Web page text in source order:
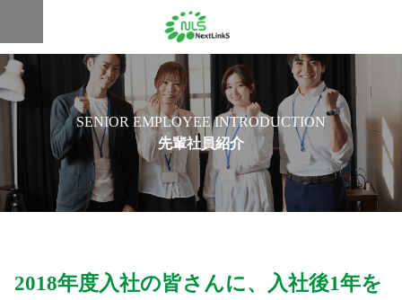
SENIOR EMPLOYEE INTRODUCTION
先輩社員紹介
2018年度入社の皆さんに、 入社後1年を